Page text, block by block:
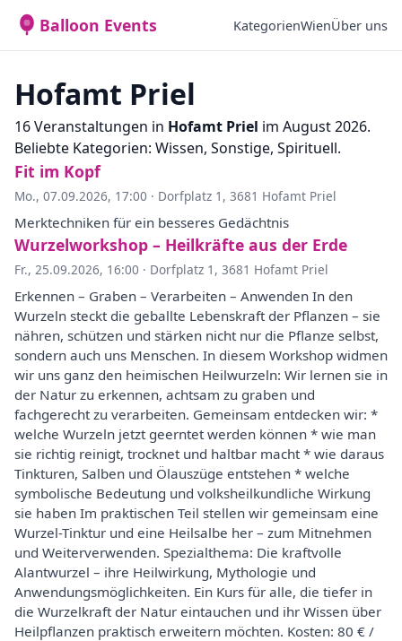
Balloon Events KategorienWienÜber uns
Hofamt Priel
16 Veranstaltungen in Hofamt Priel im August 2026.
Beliebte Kategorien: Wissen, Sonstige, Spirituell.
Fit im Kopf
Mo., 07.09.2026, 17:00 · Dorfplatz 1, 3681 Hofamt Priel
Merktechniken für ein besseres Gedächtnis
Wurzelworkshop – Heilkräfte aus der Erde
Fr., 25.09.2026, 16:00 · Dorfplatz 1, 3681 Hofamt Priel
Erkennen – Graben – Verarbeiten – Anwenden In den
Wurzeln steckt die geballte Lebenskraft der Pflanzen – sie
nähren, schützen und stärken nicht nur die Pflanze selbst,
sondern auch uns Menschen. In diesem Workshop widmen
wir uns ganz den heimischen Heilwurzeln: Wir lernen sie in
der Natur zu erkennen, achtsam zu graben und
fachgerecht zu verarbeiten. Gemeinsam entdecken wir: *
welche Wurzeln jetzt geerntet werden können * wie man
sie richtig reinigt, trocknet und haltbar macht * wie daraus
Tinkturen, Salben und Ölauszüge entstehen * welche
symbolische Bedeutung und volksheilkundliche Wirkung
sie haben Im praktischen Teil stellen wir gemeinsam eine
Wurzel-Tinktur und eine Heilsalbe her – zum Mitnehmen
und Weiterverwenden. Spezialthema: Die kraftvolle
Alantwurzel – ihre Heilwirkung, Mythologie und
Anwendungsmöglichkeiten. Ein Kurs für alle, die tiefer in
die Wurzelkraft der Natur eintauchen und ihr Wissen über
Heilpflanzen praktisch erweitern möchten. Kosten: 80 € /